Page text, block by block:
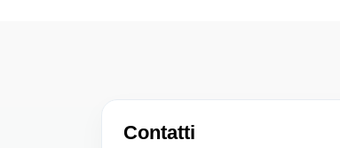
Contatti